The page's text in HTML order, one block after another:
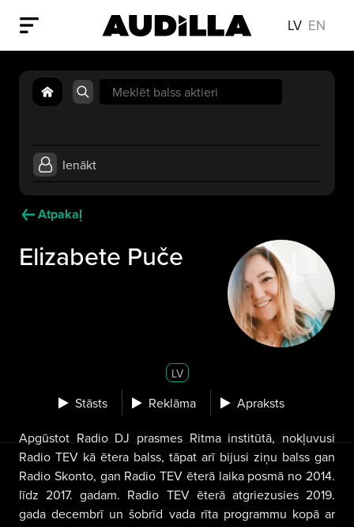
LV EN
Search
for:
Ienākt
Atpakaļ
Elizabete Puče
LV
Stāsts Reklāma Apraksts
Apgūstot Radio DJ prasmes Ritma institūtā, nokļuvusi
Radio TEV kā ētera balss, tāpat arī bijusi ziņu balss gan
Radio Skonto, gan Radio TEV ēterā laika posmā no 2014.
līdz 2017. gadam. Radio TEV ēterā atgriezusies 2019.
gada decembrī un šobrīd vada rīta programmu kopā ar